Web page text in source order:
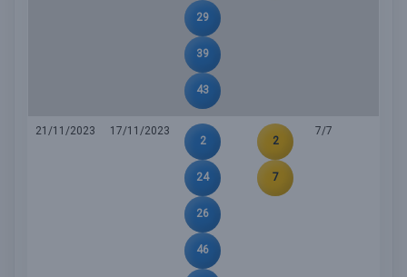
29
39
43
21/11/2023
17/11/2023
2
24
26
46
2
7
7/7